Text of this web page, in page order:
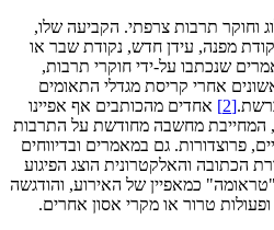
וחוקר תרבות צרפתי. הקביעה שלו,
מפנה, עידן חדש, נקודת שבר או
שנכתבו על-ידי חוקרי תרבות,
אחרי קריסת מגדלי התאומים
[2]
אחדים מהכותבים אף אפיינו
מחשבה מחודשת על התרבות
פרוצדורות. גם במאמרים ובדיווחים
הכתובה והאלקטרונית הוצג הפיגוע
כמאפיין של האירוע, והודגשה
ופעולות טרור או מקרי אסון אחרים.